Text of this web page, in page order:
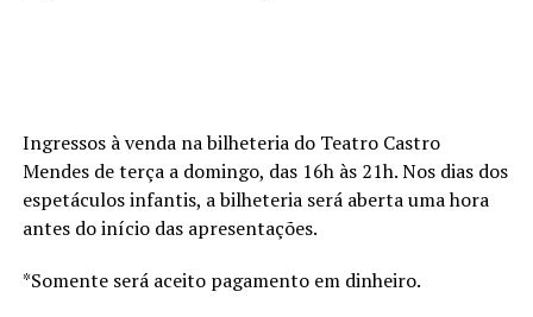
Ingressos à venda na bilheteria do Teatro Castro
Mendes de terça a domingo, das 16h às 21h. Nos dias dos
espetáculos infantis, a bilheteria será aberta uma hora
antes do início das apresentações.
*Somente será aceito pagamento em dinheiro.